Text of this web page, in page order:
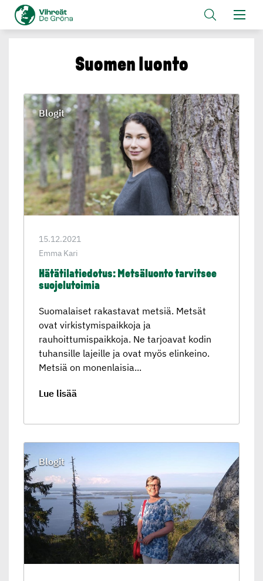
Suomen luonto
15.12.2021
Emma Kari
Hätätila­tie­do­tus: Metsäluonto tarvitsee
suojelu­toimia
Suomalaiset rakastavat metsiä. Metsät
ovat virkistymispaikkoja ja
rauhoittumispaikkoja. Ne tarjoavat kodin
tuhansille lajeille ja ovat myös elinkeino.
Metsiä on monenlaisia...
Lue lisää
Blogit
Blogit